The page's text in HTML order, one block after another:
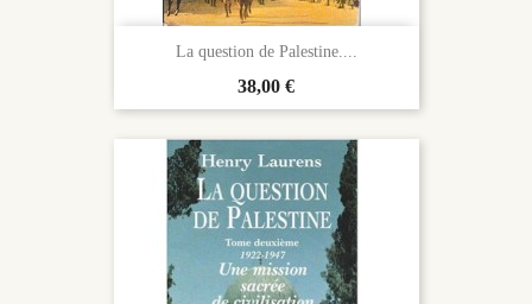
La question de Palestine....
Prix
38,00 €